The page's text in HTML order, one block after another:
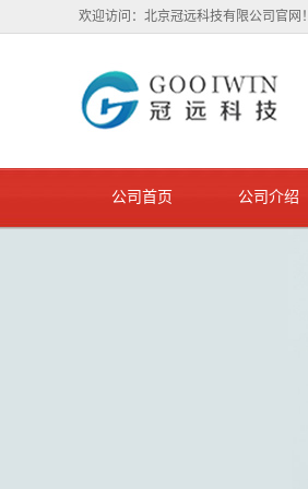
欢迎访问：北京冠远科技有限公司官网！
公司首页 公司介绍